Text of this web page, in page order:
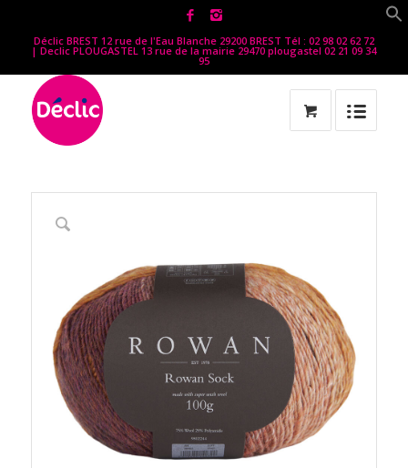
Déclic BREST 12 rue de l'Eau Blanche 29200 BREST Tél : 02 98 02 62 72
| Declic PLOUGASTEL 13 rue de la mairie 29470 plougastel 02 21 09 34
95